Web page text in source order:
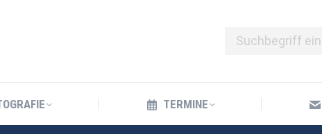
TERMINE